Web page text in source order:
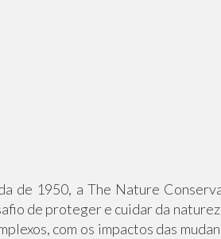
de 1950, a The Nature
de proteger e cuidar da
com os impactos das